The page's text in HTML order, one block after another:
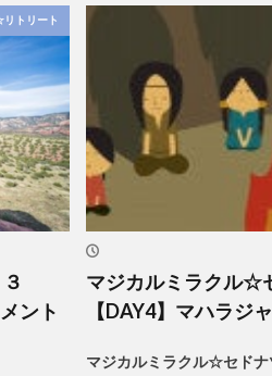
トリート
３
ント
マジカルミラクル☆
【DAY4】マハラジ
マジカルミラクル☆セド